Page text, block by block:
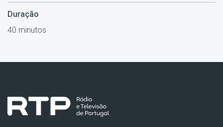
Duração
40 minutos